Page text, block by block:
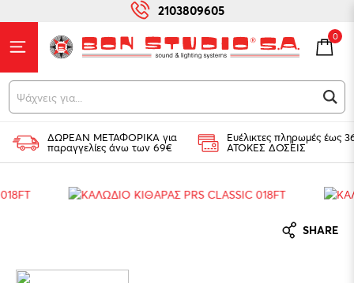
2103809605
0
Ψ
ΔΩΡΕΑΝ ΜΕΤΑΦΟΡΙΚΑ για
παραγγελίες άνω των 69€
Ευέλικτες πληρωμές έως
ΑΤΟΚΕΣ ΔΟΣΕΙΣ
SHARE